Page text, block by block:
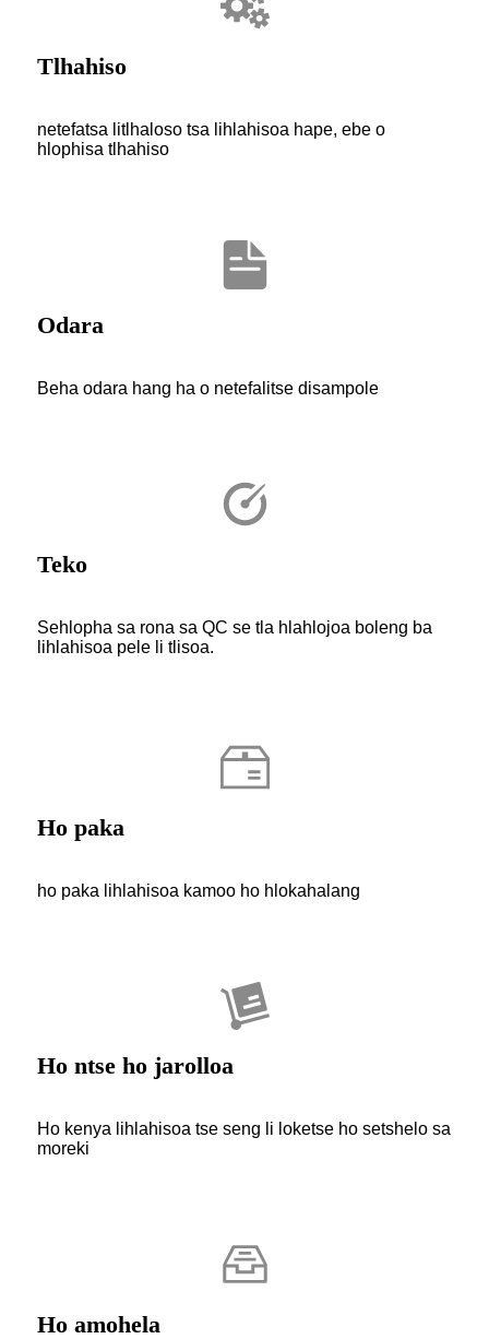
Tlhahiso
netefatsa litlhaloso tsa lihlahisoa hape, ebe o
hlophisa tlhahiso
Odara
Beha odara hang ha o netefalitse disampole
Teko
Sehlopha sa rona sa QC se tla hlahlojoa boleng ba
lihlahisoa pele li tlisoa.
Ho paka
ho paka lihlahisoa kamoo ho hlokahalang
Ho ntse ho jarolloa
Ho kenya lihlahisoa tse seng li loketse ho setshelo sa
moreki
Ho amohela